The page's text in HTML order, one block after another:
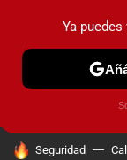
PRUEBAS
HOY SE HABLA
Seguridad
Ya